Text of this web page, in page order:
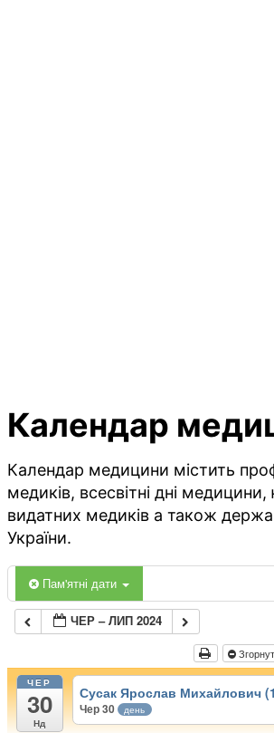
Календар
Календар медицини містить
медиків, всесвітні дні медицини,
видатних медиків а також
України.
Пам'ятні дати
ЧЕР – ЛИП 2024
ЧЕР
30
Нд
Сусак Ярослав Михайлович
Чер 30 день